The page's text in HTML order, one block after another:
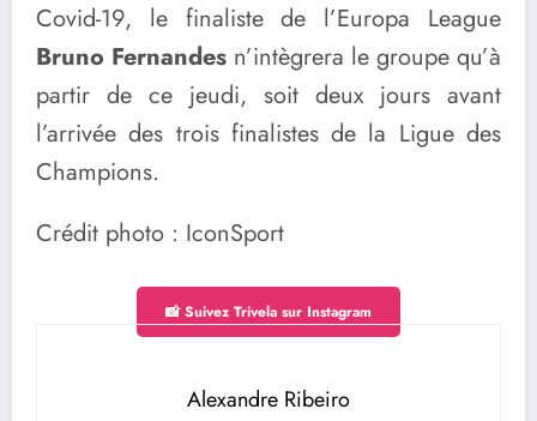
Covid-19, le finaliste de l’Europa League
Bruno Fernandes n’intègrera le groupe qu’à
partir de ce jeudi, soit deux jours avant
l’arrivée des trois finalistes de la Ligue des
Champions.
Crédit photo : IconSport
📸 Suivez Trivela sur Instagram
Alexandre Ribeiro